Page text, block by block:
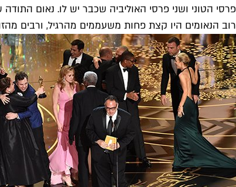
פרסי הטוני ושני פרסי האוליביה שכבר יש לו. נאום
רוב הנאומים היו קצת פחות משעממים מהרגיל, ורבים